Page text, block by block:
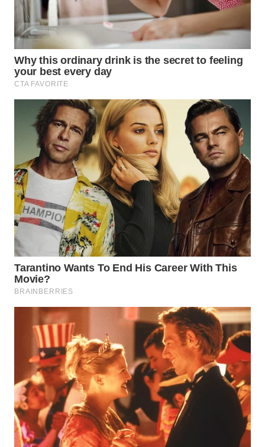
TANJUNG
LESUNG
WN
KARO
SIMALUNGUN
WN
LABUHANBATU
WN
TAPANULI
TENGAH
WN DELI
SERDANG
WN
TEBING
TINGGI
WN
PAKPAK
WN
KARAWANG
WN
BEKASI